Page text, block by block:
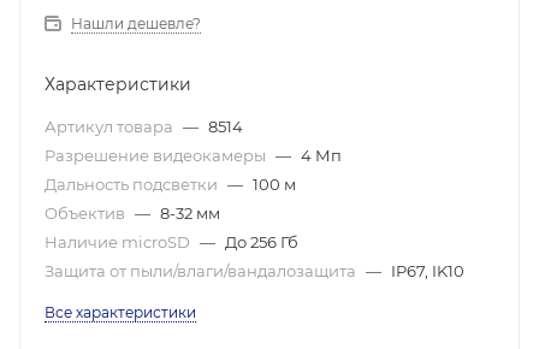
Нашли дешевле?
Характеристики
Артикул товара — 8514
Разрешение видеокамеры — 4 Мп
Дальность подсветки — 100 м
Объектив — 8-32 мм
Наличие microSD — До 256 Гб
Защита от пыли/влаги/вандалозащита — IP67, IK10
Все характеристики